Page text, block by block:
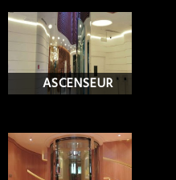
ASCENSEUR